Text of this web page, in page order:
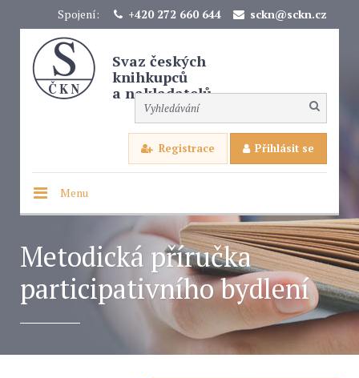
Spojení: +420 272 660 644 sckn@sckn.cz
Svaz českých
knihkupců
a nakladatelů
Registrace Přihlásit se
Menu
Metodická příručka
participativního bydlení